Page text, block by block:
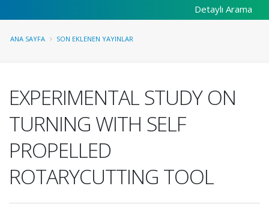
Detaylı Arama
ANA SAYFA SON EKLENEN YAYINLAR
EXPERIMENTAL STUDY ON
TURNING WITH SELF
PROPELLED
ROTARYCUTTING TOOL